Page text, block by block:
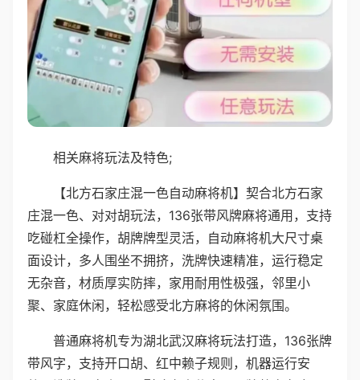
相关麻将玩法及特色;
【北方石家庄混一色自动麻将机】契合北方石家
庄混一色、对对胡玩法，136张带风牌麻将通用，支持
吃碰杠全操作，胡牌牌型灵活，自动麻将机大尺寸桌
面设计，多人围坐不拥挤，洗牌快速精准，运行稳定
无杂音，材质厚实防摔，家用耐用性极强，邻里小
聚、家庭休闲，轻松感受北方麻将的休闲氛围。
普通麻将机专为湖北武汉麻将玩法打造，136张牌
带风字，支持开口胡、红中赖子规则，机器运行安